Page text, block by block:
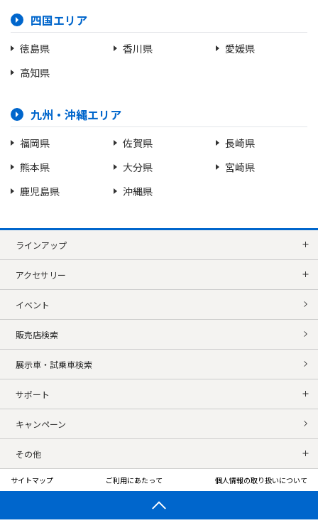
四国エリア
徳島県 香川県
愛媛県
高知県
九州・沖縄エリア
福岡県 佐賀県
長崎県
熊本県
大分県
宮崎県
鹿児島県
沖縄県
ラインアップ
アクセサリー
イベント
販売店検索
展示車・試乗車検索
サポート
キャンペーン
その他
サイトマップ ご利用にあたって 個人情報の取り扱いについて